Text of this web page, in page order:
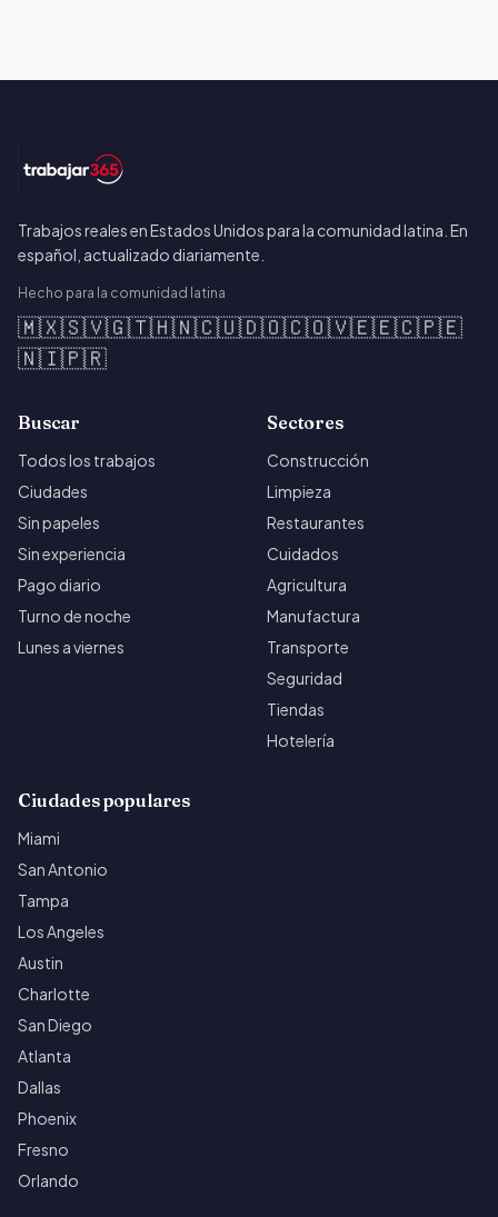
Trabajos reales en Estados Unidos para la comunidad latina. En
español, actualizado diariamente.
Hecho para la comunidad latina
🇲🇽🇸🇻🇬🇹🇭🇳🇨🇺🇩🇴🇨🇴🇻🇪🇪🇨🇵🇪
🇳🇮🇵🇷
Buscar
Todos los trabajos
Ciudades
Sin papeles
Sin experiencia
Pago diario
Turno de noche
Lunes a viernes
Sectores
Construcción
Limpieza
Restaurantes
Cuidados
Agricultura
Manufactura
Transporte
Seguridad
Tiendas
Hotelería
Ciudades populares
Miami
San Antonio
Tampa
Los Angeles
Austin
Charlotte
San Diego
Atlanta
Dallas
Phoenix
Fresno
Orlando